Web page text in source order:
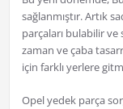
sağlanmıştır. Artık
parçaları bulabilir ve
zaman ve çaba
için farklı yerlere
Opel yedek parça